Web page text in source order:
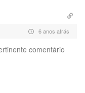
6 anos atrás
comentário